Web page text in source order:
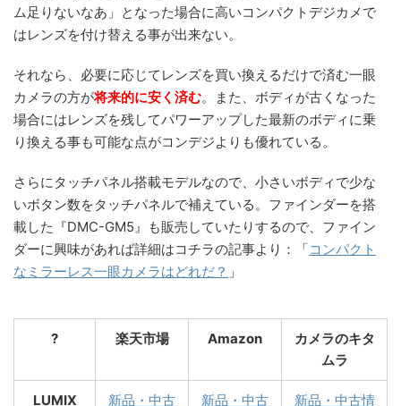
ム足りないなあ」となった場合に高いコンパクトデジカメで
はレンズを付け替える事が出来ない。
それなら、必要に応じてレンズを買い換えるだけで済む一眼
カメラの方が将来的に安く済む。また、ボディが古くなった
場合にはレンズを残してパワーアップした最新のボディに乗
り換える事も可能な点がコンデジよりも優れている。
さらにタッチパネル搭載モデルなので、小さいボディで少な
いボタン数をタッチパネルで補えている。ファインダーを搭
載した『DMC-GM5』も販売していたりするので、ファイン
ダーに興味があれば詳細はコチラの記事より：「コンパクト
なミラーレス一眼カメラはどれだ？ 」
? 楽天市場 Amazon
カメラのキタ
ムラ
LUMIX
新品・中古
新品・中古
新品・中古情